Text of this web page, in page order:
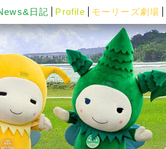
日記 Profile モーリーズ劇場